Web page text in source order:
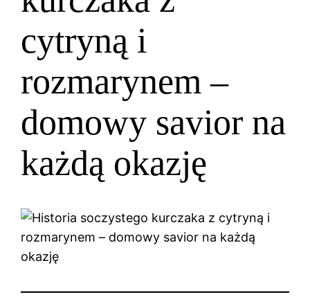
cytryną i
rozmarynem –
domowy savior na
każdą okazję